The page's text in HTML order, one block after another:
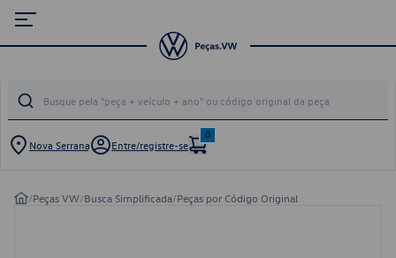
Nova Serrana Entre/registre-se
0
/Peças VW/Busca Simplificada/Peças por Código Original